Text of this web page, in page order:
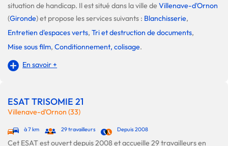
situation de handicap. Il est situé dans la ville deVillenave-d'Ornon
(Gironde) et propose les services suivants : Blanchisserie,
Entretien d'espaces verts, Tri et destruction de documents,
Mise sous film, Conditionnement, colisage.
En savoir +
ESAT TRISOMIE 21
Villenave-d'Ornon (33)
à 7 km 29 travailleurs Depuis 2008
Cet ESAT est ouvert depuis 2008 et accueille 29 travailleurs en